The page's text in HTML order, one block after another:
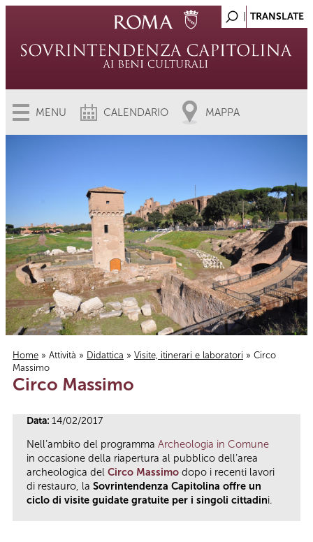
MENU CALENDARIO MAPPA
Tu sei qui
Home » Attività » Didattica » Visite, itinerari e laboratori » Circo
Massimo
Circo Massimo
Data: 14/02/2017
Nell’ambito del programma Archeologia in Comune
in occasione della riapertura al pubblico dell’area
archeologica del Circo Massimo dopo i recenti lavori
di restauro, la Sovrintendenza Capitolina offre un
ciclo di visite guidate gratuite per i singoli cittadini.